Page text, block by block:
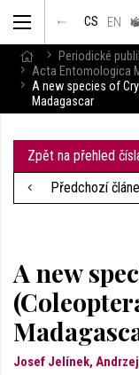
CS EN
Periodické
Acta Entomologica
A new species of
Madagascar
Zpět na přehled
Předchozí
A new
Josef Jelínek,